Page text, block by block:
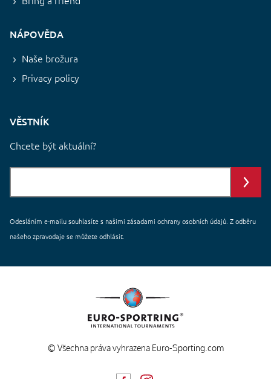
NÁPOVĚDA
Naše brožura
Privacy policy
VĚSTNÍK
Chcete být aktuální?
Odesláním e-mailu souhlasíte s našimi zásadami ochranyosobních údajů. Z odběru
našeho zpravodaje se můžete odhlásit.
© Všechna práva vyhrazena Euro-Sporting.com